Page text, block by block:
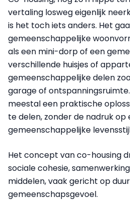
vertaling losweg eigenlijk
is het toch iets anders. Het
gemeenschappelijke
als een mini-dorp of een
verschillende huisjes of
gemeenschappelijke delen
garage of
meestal een praktische
te delen, zonder de nadruk op
gemeenschappelijke
Het concept van co-housing
sociale cohesie,
middelen, vaak gericht op
gemeenschapsgevoel.